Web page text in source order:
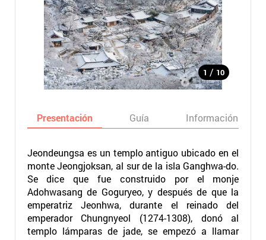
1 / 10
Presentación Guía Información
Jeondeungsa es un templo antiguo ubicado en el
monte Jeongjoksan, al sur de la isla Ganghwa-do.
Se dice que fue construido por el monje
Adohwasang de Goguryeo, y después de que la
emperatriz Jeonhwa, durante el reinado del
emperador Chungnyeol (1274-1308), donó al
templo lámparas de jade, se empezó a llamar